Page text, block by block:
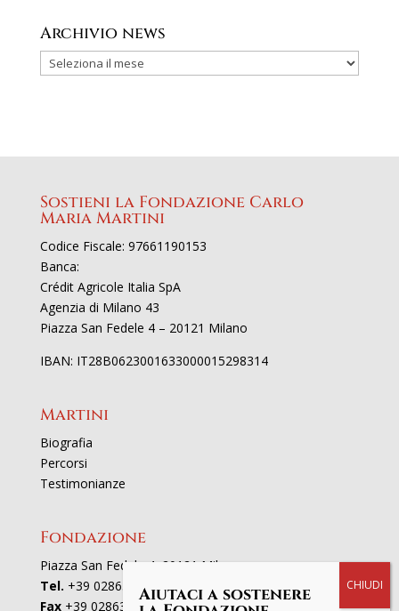
Archivio news
Sostieni la Fondazione Carlo
Maria Martini
Codice Fiscale: 97661190153
Banca:
Crédit Agricole Italia SpA
Agenzia di Milano 43
Piazza San Fedele 4 – 20121 Milano
IBAN: IT28B0623001633000015298314
Martini
Biografia
Percorsi
Testimonianze
Fondazione
Piazza San Fedele 4, 20121 Milano
Tel. +39 02863521
Fax+39 0286352801
Aiutaci a sostenere